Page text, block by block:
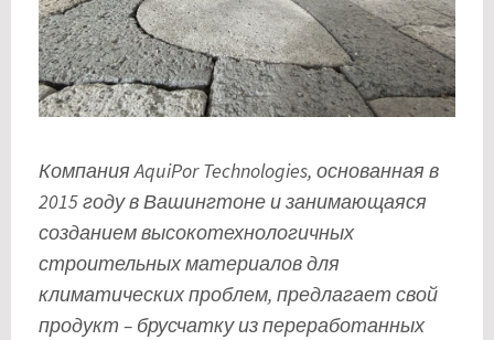
Компания AquiPor Technologies, основанная в
2015 году в Вашингтоне и занимающаяся
созданием высокотехнологичных
строительных материалов для
климатических проблем, предлагает свой
продукт – брусчатку из переработанных